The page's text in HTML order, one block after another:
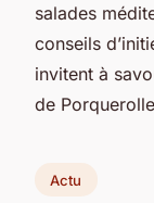
salades
conseils
invitent à
de
Actu